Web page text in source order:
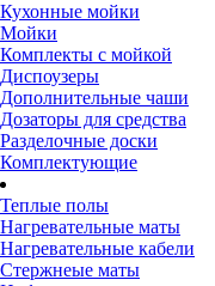
Кухонные мойки
Мойки
Комплекты с мойкой
Диспоузеры
Дополнительные чаши
Дозаторы для средства
Разделочные доски
Комплектующие
Теплые полы
Нагревательные маты
Нагревательные кабели
Стержнеые маты